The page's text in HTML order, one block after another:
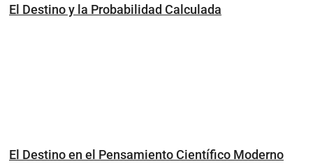
El Destino y la Probabilidad Calculada
El Destino en el Pensamiento Científico Moderno